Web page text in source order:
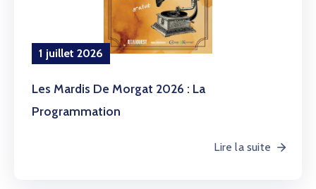
1 juillet 2026
Les Mardis De Morgat 2026 : La
Programmation
Lire la suite